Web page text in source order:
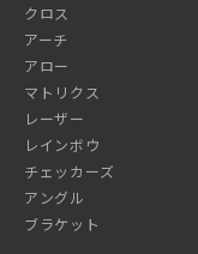
クロス
アーチ
アロー
マトリクス
レーザー
レインボウ
チェッカーズ
アングル
ブラケット